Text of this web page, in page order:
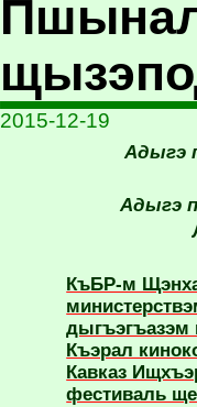
2015-12-19
Адыгэ
Адыгэ
КъБР-м
Къэрал
Кавказ
фестиваль